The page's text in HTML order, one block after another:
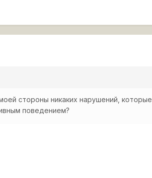
стороны никаких нарушений, которые
поведением?